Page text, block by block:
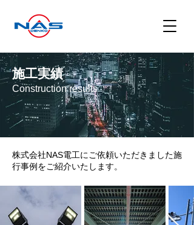
施工実績
Construction results
株式会社NAS電工にご依頼いただきました施
行事例をご紹介いたします。